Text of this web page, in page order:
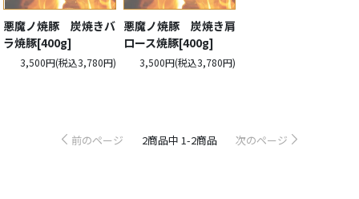
送
悪魔ノ焼豚 炭焼きバ
ラ焼豚[400g]
3,500円(税込3,780円)
悪魔ノ焼豚 炭焼き肩
ロース焼豚[400g]
3,500円(税込3,780円)
前のページ 2商品中 1-2商品 次のページ